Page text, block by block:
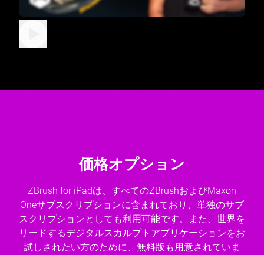
価格オプション
ZBrush for iPadは、すべてのZBrushおよびMaxon
Oneサブスクリプションに含まれており、単独のサブ
スクリプションとしても利用可能です。また、世界を
リードするデジタルスカルプトアプリケーションをお
試しされたい方のために、無料版も用意されていま